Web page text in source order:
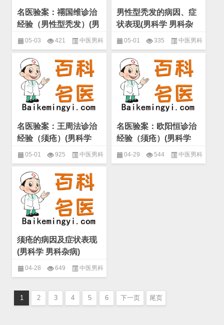
名医验案：禤国维诊治
经验（男性型秃发）(男
科学 男科杂病)
05-03 421 中医男科
名家验案精选 ,男科学 男科杂病
男性型秃发的病因、症
状表现(男科学 男科杂
病)05-01 335 中医男科
名家验案精选 ,男科学 男科杂病
名医验案：王周法诊治
经验（须疮）(男科学
男科杂病)
05-01 925 中医男科
名家验案精选 男科学 男科杂病
名医验案：欧阳恒诊治
经验（须疮）(男科学
男科杂病)
04-29 544 中医男科
须疮的病因及症状表现
(男科学 男科杂病)
04-28 649 中医男科
1 2 3 4 5 6 下一页 尾页